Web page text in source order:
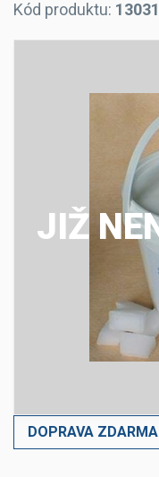
Kód produktu: 13031
JIŽ
DOPRAVA